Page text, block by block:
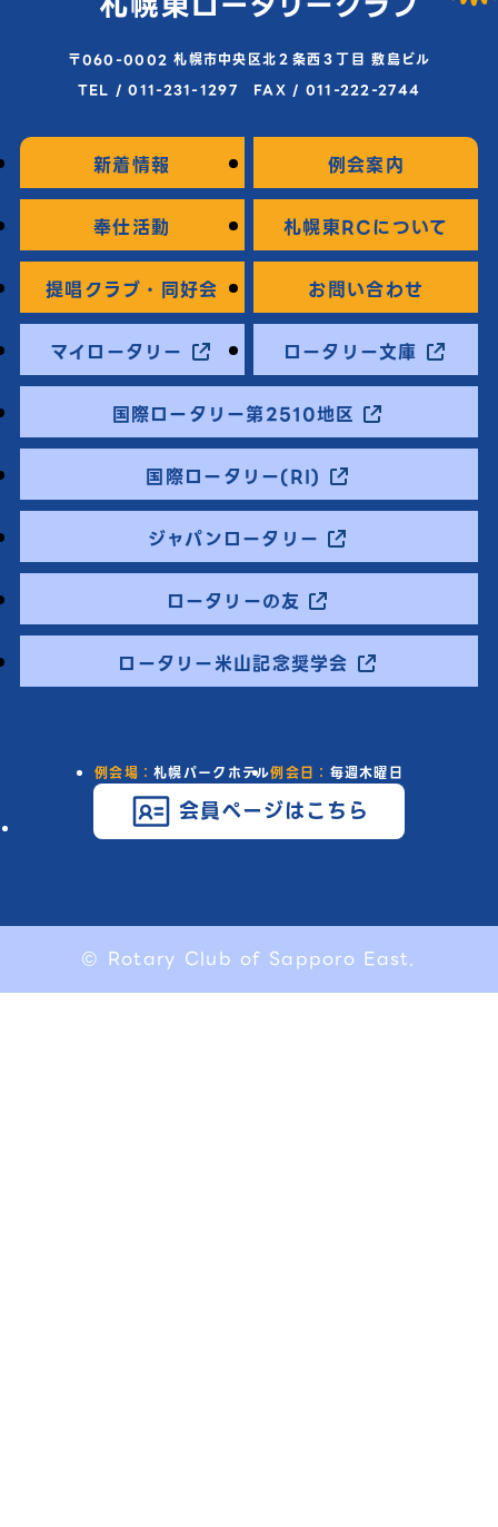
〒060-0002 札幌市中央区北２条西３丁目 敷島ビル
TEL / 011-231-1297 FAX / 011-222-2744
新着情報 例会案内
奉仕活動 札幌東RCについて
提唱クラブ・同好会 お問い合わせ
マイロータリー ロータリー文庫
国際ロータリー第2510地区
国際ロータリー(RI)
ジャパンロータリー
ロータリーの友
ロータリー米山記念奨学会
例会場：札幌パークホテル例会日： 毎週木曜日
会員ページはこちら
© Rotary Club of Sapporo East.